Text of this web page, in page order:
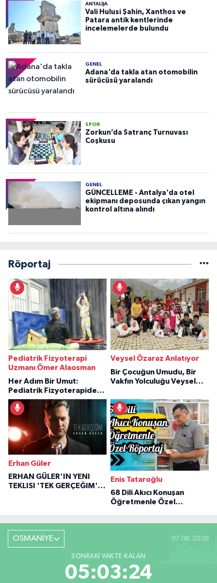
ANTALIJA
Vali Hulusi Şahin, Xanthos ve
Patara antik kentlerinde
incelemelerde bulundu
GENEL
Adana'da takla atan otomobilin
sürücüsü yaralandı
SPOR
Zorkun’da Satranç Turnuvası
Coşkusu
GENEL
GÜNCELLEME - Antalya'da otel
ekipmanı deposunda çıkan yangın
kontrol altına alındı
Röportaj
Pediatrik Fizyoterapi
Uzmanı Ömer Alaosman
Her Adım Bir Umut:
Pediatrik Fizyoterapiden
İlham Veren Hikâyeler
Veysel Özaraz Anlatıyor
Bir Çocuğun Umudu, Bir
Vakfın Yolculuğu Veysel
Erhan Güler
ERHAN GÜLER'IN YENI
TEKLISI 'TEK GERÇEĞIM'LE
Enis Tataroğlu
68 Dili Akıcı Konuşan
Öğretmenle Özel
OSMANİYE 07.08.2026
SONRAKI VAKTE KALAN
05:03:23